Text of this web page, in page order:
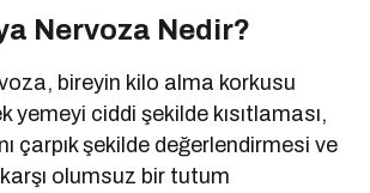
Nervoza Nedir?
bireyin kilo alma korkusu
yemeyi ciddi şekilde kısıtlaması,
çarpık şekilde değerlendirmesi ve
olumsuz bir tutum